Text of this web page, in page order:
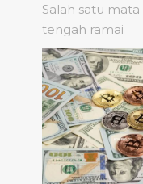
Salah satu
tengah ramai